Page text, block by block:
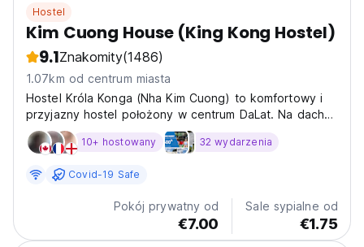
Hostel
Kim Cuong House (King Kong Hostel)
9.1Znakomity(1486)
1.07km od centrum miasta
Hostel Króla Konga (Nha Kim Cuong) to komfortowy i
przyjazny hostel położony w centrum DaLat. Na dachu
znajduje się taras z pięknym widokiem na miasto.
10+ hostowany 32 wydarzenia
Covid-19 Safe
Pokój prywatny od
€7.00
Sale sypialne od
€1.75